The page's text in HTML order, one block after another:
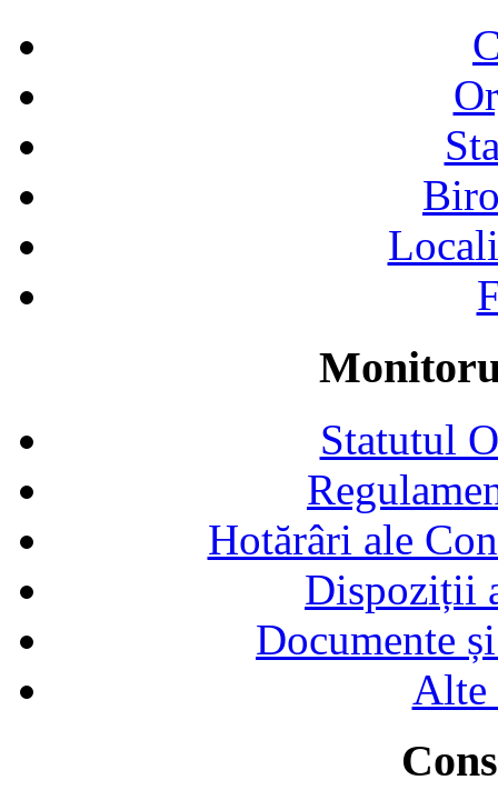
Statutul
Hotărâri ale
Dispoziții
Documente
Alte